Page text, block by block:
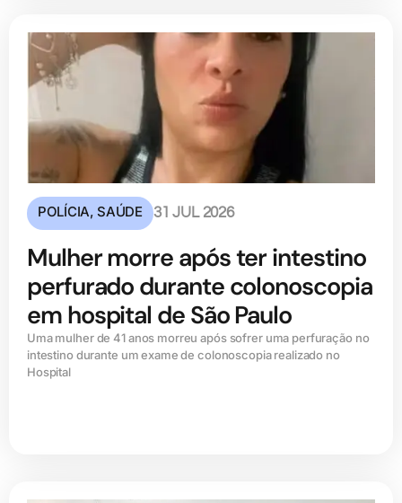
POLÍCIA,SAÚDE 31 JUL 2026
Mulher morre após ter intestino
perfurado durante colonoscopia
em hospital de São Paulo
Uma mulher de 41 anos morreu após sofrer uma perfuração no
intestino durante um exame de colonoscopia realizado no
Hospital